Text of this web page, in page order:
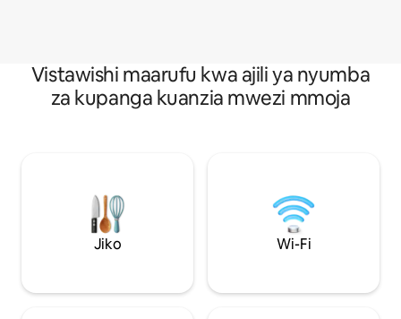
Vistawishi maarufu kwa ajili ya nyumba
za kupanga kuanzia mwezi mmoja
Jiko Wi-Fi